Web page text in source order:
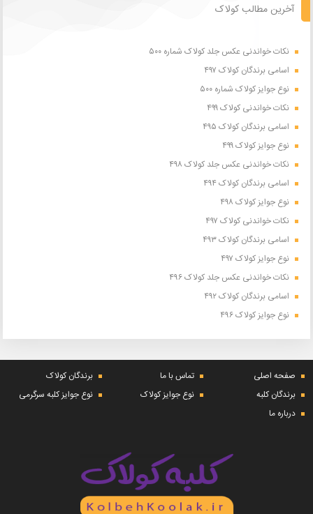
آخرین مطالب کولاک
نکات خواندنی عکس جلد کولاک شماره ۵۰۰
اسامی برندگان کولاک ۴۹۷
نوع جوایز کولاک شماره ۵۰۰
نکات خواندنی کولاک ۴۹۹
اسامی برندگان کولاک ۴۹۵
نوع جوایز کولاک ۴۹۹
نکات خواندنی عکس جلد کولاک ۴۹۸
اسامی برندگان کولاک ۴۹۴
نوع جوایز کولاک ۴۹۸
نکات خواندنی کولاک ۴۹۷
اسامی برندگان کولاک ۴۹۳
نوع جوایز کولاک ۴۹۷
نکات خواندنی عکس جلد کولاک ۴۹۶
اسامی برندگان کولاک ۴۹۲
نوع جوایز کولاک ۴۹۶
صفحه اصلی تماس با ما
برندگان کولاک
برندگان کلبه
نوع جوایز کولاک
نوع جوایز کلبه سرگرمی
درباره ما